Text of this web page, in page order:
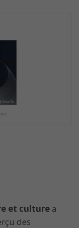
et culture a
des